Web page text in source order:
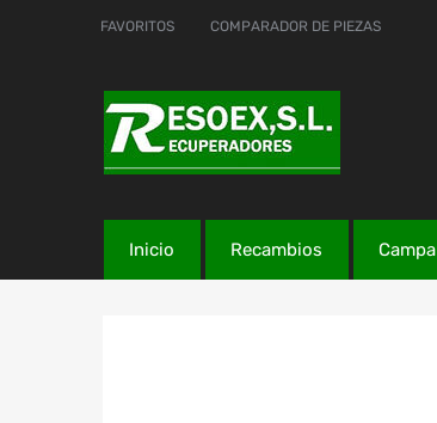
FAVORITOS COMPARADOR DE PIEZAS
Inicio Recambios Campa